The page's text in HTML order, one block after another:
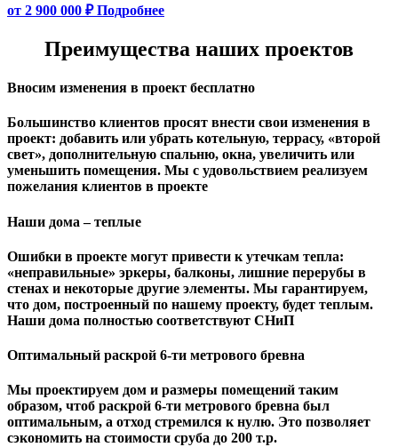
от 2 900 000 ₽ Подробнее
Преимущества наших проектов
Вносим изменения в проект бесплатно
Большинство клиентов просят внести свои изменения в
проект: добавить или убрать котельную, террасу, «второй
свет», дополнительную спальню, окна, увеличить или
уменьшить помещения. Мы с удовольствием реализуем
пожелания клиентов в проекте
Наши дома – теплые
Ошибки в проекте могут привести к утечкам тепла:
«неправильные» эркеры, балконы, лишние перерубы в
стенах и некоторые другие элементы. Мы гарантируем,
чтo дом, построенный по нашему проекту, будет теплым.
Наши дома полностью соответствуют СНиП
Оптимальный раскрой 6-ти метрового бревна
Мы проектируем дом и размеры помещений таким
образом, чтоб раскрой 6-ти метрового бревна был
оптимальным, а отход стремился к нулю. Это позволяет
сэкономить на стоимости сруба до 200 т.р.